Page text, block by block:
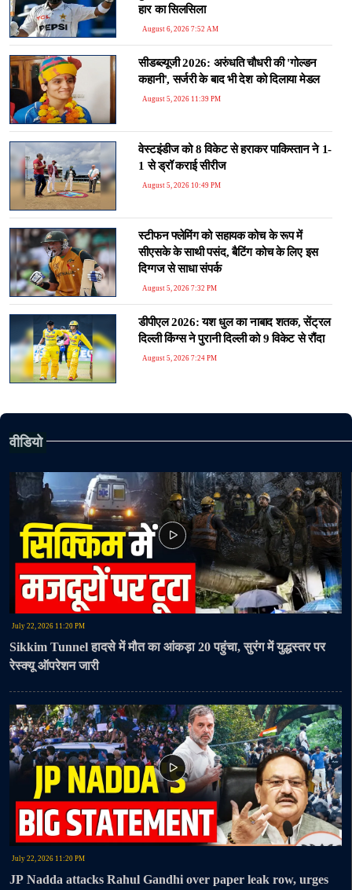
हार का सिलसिला
August 6, 2026 7:52 AM
सीडब्ल्यूजी 2026: अरुंधति चौधरी की 'गोल्डन
कहानी', सर्जरी के बाद भी देश को दिलाया मेडल
August 5, 2026 11:39 PM
वेस्टइंडीज को 8 विकेट से हराकर पाकिस्तान ने 1-
1 से ड्रॉ कराई सीरीज
August 5, 2026 10:49 PM
स्टीफन फ्लेमिंग को सहायक कोच के रूप में
सीएसके के साथी पसंद, बैटिंग कोच के लिए इस
दिग्गज से साधा संपर्क
August 5, 2026 7:32 PM
डीपीएल 2026: यश धुल का नाबाद शतक, सेंट्रल
दिल्ली किंग्स ने पुरानी दिल्ली को 9 विकेट से रौंदा
August 5, 2026 7:24 PM
वीडियो
July 22, 2026 11:20 PM
Sikkim Tunnel हादसे में मौत का आंकड़ा 20 पहुंचा, सुरंग में युद्धस्तर पर
रेस्क्यू ऑपरेशन जारी
July 22, 2026 11:20 PM
JP Nadda attacks Rahul Gandhi over paper leak row, urges